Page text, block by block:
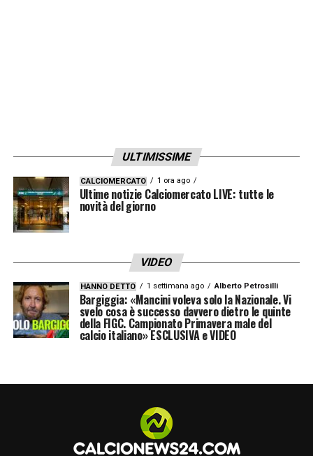
ULTIMISSIME
CALCIOMERCATO 1 ora ago
Ultime notizie Calciomercato LIVE: tutte le
novità del giorno
VIDEO
HANNO DETTO 1 settimana ago Alberto Petrosilli
Bargiggia: «Mancini voleva solo la Nazionale. Vi
svelo cosa è successo davvero dietro le quinte
della FIGC. Campionato Primavera male del
calcio italiano» ESCLUSIVA e VIDEO